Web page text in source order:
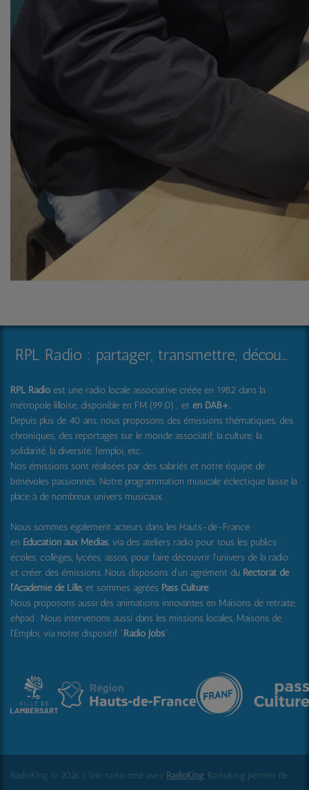
RPL Radio : partager, transmettre, découvrir et surprendre
RPL Radio est une radio locale associative créée en 1982 dans la
métropole lilloise, disponible en FM (99.0) , et en DAB+.
Depuis plus de 40 ans, nous proposons des émissions thématiques, des
chroniques, des reportages sur le monde associatif, la culture, la
solidarité, la diversité, l'emploi, etc.
Nos émissions sont réalisées par des salariés et notre équipe de
bénévoles passionnés. Notre programmation musicale éclectique laisse la
place à de nombreux univers musicaux.
Nous sommes également acteurs dans les Hauts-de-France
en Education aux Médias, via des ateliers radio pour tous les publics :
écoles, collèges, lycées, assos, pour faire découvrir l'univers de la radio
et créer des émissions. Nous disposons d'un agrément du Rectorat de
l'Académie de Lille, et sommes agréés Pass Culture.
Nous proposons aussi des animations innovantes en Maisons de retraite,
ehpad . Nous intervenons aussi dans les missions locales, Maisons de
l'Emploi, via notre dispositif "Radio Jobs".
RadioKing © 2026 | Site radio créé avec RadioKing . RadioKing permet de